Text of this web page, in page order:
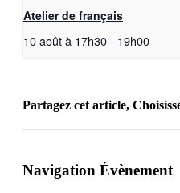
Atelier de français
10 août à 17h30- 19h00
Partagez cet article,
Navigation Évènement